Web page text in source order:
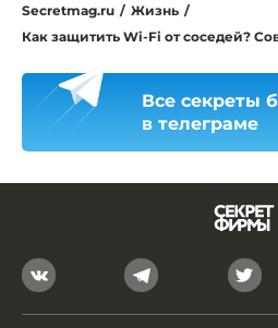
Secretmag.ru / Жизнь /
Как защитить Wi-Fi от соседей?
Все секреты
в телеграме